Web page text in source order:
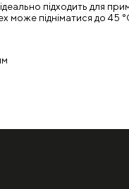
ідеально підходить для
може підніматися до 45